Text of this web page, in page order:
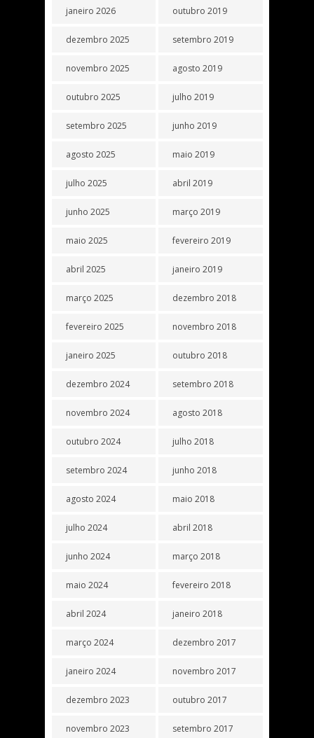
janeiro 2026
dezembro 2025
novembro 2025
outubro 2025
setembro 2025
agosto 2025
julho 2025
junho 2025
maio 2025
abril 2025
março 2025
fevereiro 2025
janeiro 2025
dezembro 2024
novembro 2024
outubro 2024
setembro 2024
agosto 2024
julho 2024
junho 2024
maio 2024
abril 2024
março 2024
janeiro 2024
dezembro 2023
novembro 2023
outubro 2019
setembro 2019
agosto 2019
julho 2019
junho 2019
maio 2019
abril 2019
março 2019
fevereiro 2019
janeiro 2019
dezembro 2018
novembro 2018
outubro 2018
setembro 2018
agosto 2018
julho 2018
junho 2018
maio 2018
abril 2018
março 2018
fevereiro 2018
janeiro 2018
dezembro 2017
novembro 2017
outubro 2017
setembro 2017